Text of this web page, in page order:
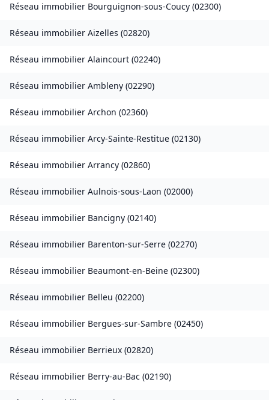
Réseau immobilier Bourguignon-sous-Coucy (02300)
Réseau immobilier Aizelles (02820)
Réseau immobilier Alaincourt (02240)
Réseau immobilier Ambleny (02290)
Réseau immobilier Archon (02360)
Réseau immobilier Arcy-Sainte-Restitue (02130)
Réseau immobilier Arrancy (02860)
Réseau immobilier Aulnois-sous-Laon (02000)
Réseau immobilier Bancigny (02140)
Réseau immobilier Barenton-sur-Serre (02270)
Réseau immobilier Beaumont-en-Beine (02300)
Réseau immobilier Belleu (02200)
Réseau immobilier Bergues-sur-Sambre (02450)
Réseau immobilier Berrieux (02820)
Réseau immobilier Berry-au-Bac (02190)